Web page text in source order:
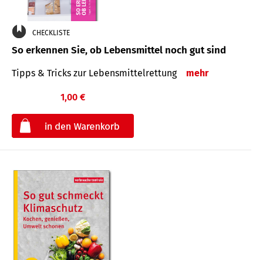
CHECKLISTE
So erkennen Sie, ob Lebensmittel noch gut sind
Tipps & Tricks zur Lebensmittelrettung mehr
1,00 €